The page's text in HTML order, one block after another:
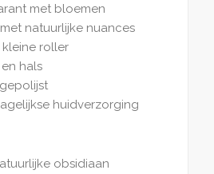
met bloemen
natuurlijke nuances
kleine roller
hals
huidverzorging
obsidiaan